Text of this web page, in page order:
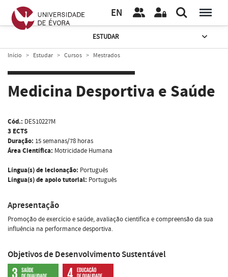
EN
ESTUDAR
Início Estudar Cursos Mestrados
Medicina Desportiva e Saúde
Cód.: DES10227M
3 ECTS
Duração: 15 semanas/78 horas
Área Científica: Motricidade Humana
Língua(s) de lecionação: Português
Língua(s) de apoio tutorial: Português
Apresentação
Promoção de exercício e saúde, avaliação cientifica e compreensão da sua
influência na performance desportiva.
Objetivos de Desenvolvimento Sustentável